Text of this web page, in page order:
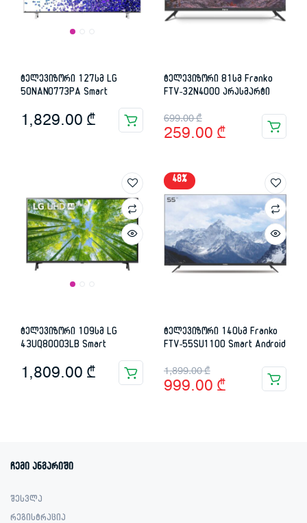
ტელევიზორი 127სმ LG
50NANO773PA Smart
1,829.00 ₾
ტელევიზორი 81სმ Franko
FTV-32N4000 არასმარტი
699.00₾
Original
price
699.00 ₾.
259.00 ₾
Current
price
259.00 ₾.
ტელევიზორი 109სმ LG
43UQ80003LB Smart
1,809.00 ₾
48%
ტელევიზორი 140სმ Franko
FTV-55SU1100 Smart Android
1,899.00₾
Original
price
999.00 ₾
Current
price
ჩემი ანგარიში
შესვლა
რეგისტრაცია